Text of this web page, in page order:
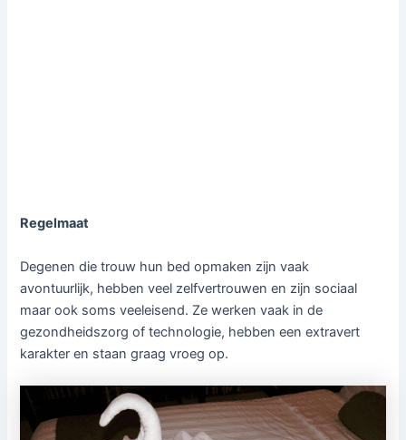
Regelmaat
Degenen die trouw hun bed opmaken zijn vaak
avontuurlijk, hebben veel zelfvertrouwen en zijn sociaal
maar ook soms veeleisend. Ze werken vaak in de
gezondheidszorg of technologie, hebben een extravert
karakter en staan graag vroeg op.